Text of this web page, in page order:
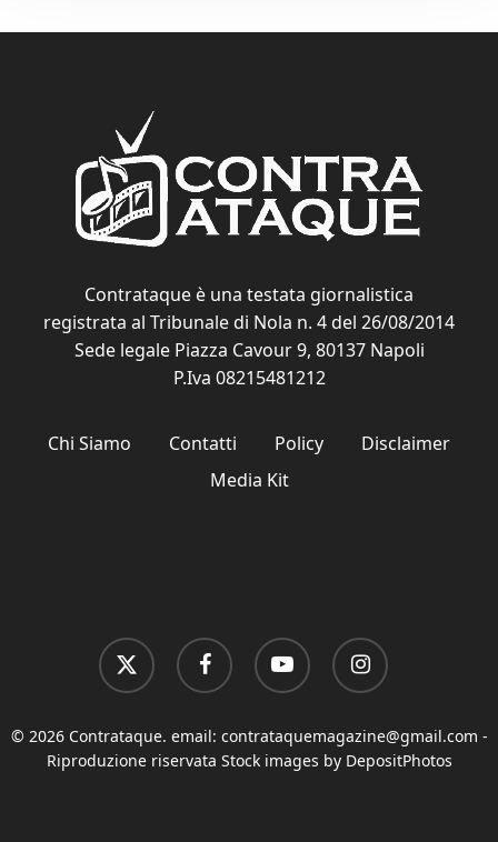
Contrataque è una testata giornalistica
registrata al Tribunale di Nola n. 4 del 26/08/2014
Sede legale Piazza Cavour 9, 80137 Napoli
P.Iva 08215481212
Chi Siamo Contatti Policy
Disclaimer
Media Kit
x-
twitter
facebook youtube instagram
© 2026 Contrataque. email: contrataquemagazine@gmail.com -
Riproduzione riservata Stock images by DepositPhotos